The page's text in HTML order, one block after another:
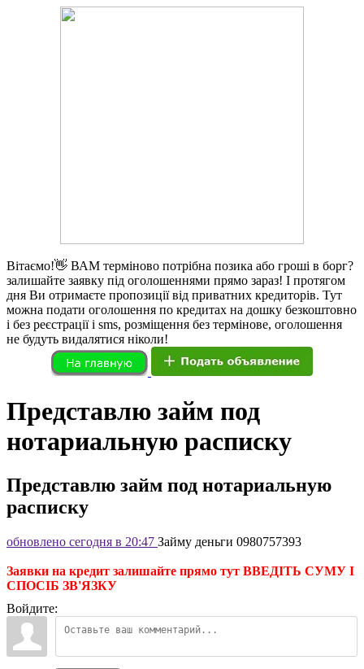
Вітаємо!👋 ВАМ терміново потрібна позика або гроші в борг?
залишайте заявку під оголошеннями прямо зараз! І протягом
дня Ви отримаєте пропозиції від приватних кредиторів. Тут
можна подати оголошення по кредитах на дошку безкоштовно
і без реєстрації і sms, розміщення без термінове, оголошення
не будуть видалятися ніколи!
Представлю займ под
нотариальную расписку
Представлю займ под нотариальную
расписку
обновлено сегодня в 20:47 Займу деньги 0980757393
Заявки на кредит залишайте прямо тут ВВЕДІТЬ СУМУ І
СПОСІБ ЗВ'ЯЗКУ
Войдите: